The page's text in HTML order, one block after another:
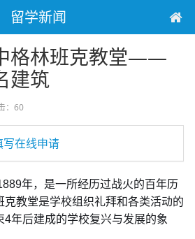
留学新闻
格林班克教堂——
建筑
：60
在线申请
年，是一所经历过战火的百年历
克教堂是学校组织礼拜和各类活动的
4年后建成的学校复兴与发展的象